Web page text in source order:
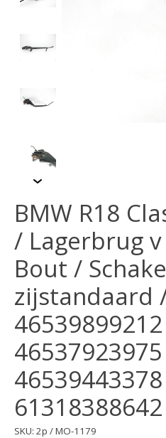
BMW R18
/ Lagerbrug
Bout /
zijstandaard
61318388642
SKU: 2p / MO-1179